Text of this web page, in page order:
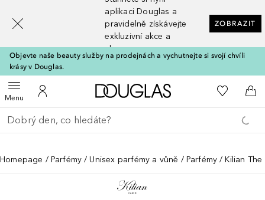
aplikaci Douglas a
pravidelně získávejte
exkluzivní akce a
slevy
ZOBRAZIT
Objevte naše beauty služby na prodejnách a vychutnejte si svojí chvíli
krásy v Douglas.
MenuOtevřít menuK mému účtu
Domů K mému
Do
Vraťte se
Proveďte vyhledávání
Homepage Parfémy Unisex parfémy a vůně Parfémy Kilian The
[navigation.slideout.screenreader]